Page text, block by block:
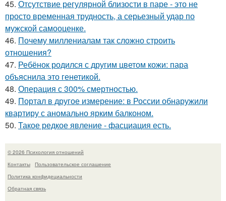
45. Отсутствие регулярной близости в паре - это не
просто временная трудность, а серьезный удар по
мужской самооценке.
46. Почему миллениалам так сложно строить
отношения?
47. Ребёнок родился с другим цветом кожи: пара
объяснила это генетикой.
48. Операция с 300% смертностью.
49. Портал в другое измерение: в России обнаружили
квартиру с аномально ярким балконом.
50. Такое редкое явление - фасциация есть.
© 2026 Психология отношений
Контакты
Пользовательское соглашение
Политика конфидециальности
Обратная связь